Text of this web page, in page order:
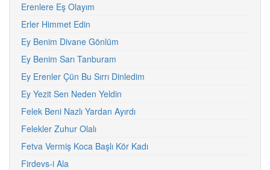
Erenlere Eş Olayım
Erler Himmet Edin
Ey Benim Divane Gönlüm
Ey Benim Sarı Tanburam
Ey Erenler Çün Bu Sırrı Dinledim
Ey Yezit Sen Neden Yeldin
Felek Beni Nazlı Yardan Ayırdı
Felekler Zuhur Olalı
Fetva Vermiş Koca Başlı Kör Kadı
Firdevs-i Ala